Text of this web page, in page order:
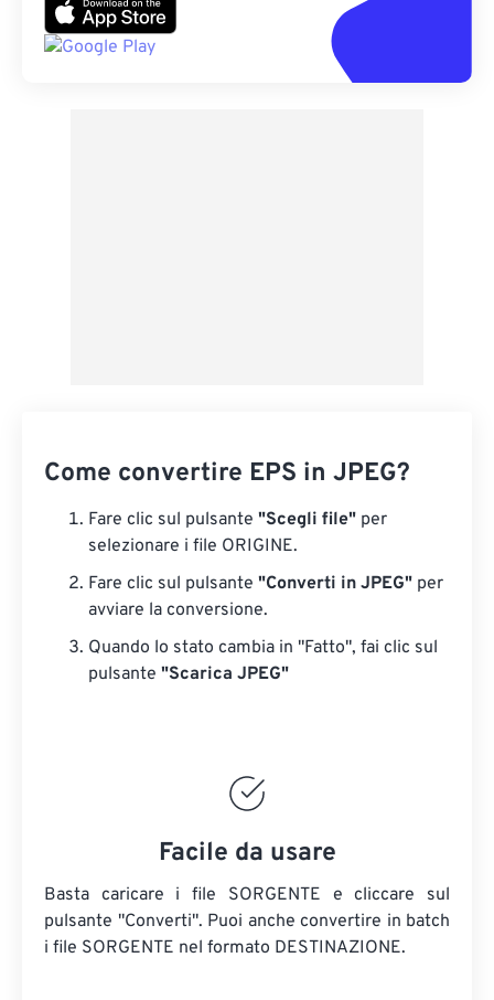
Come convertire EPS in JPEG?
Fare clic sul pulsante "Scegli file" per
selezionare i file ORIGINE.
Fare clic sul pulsante "Converti in JPEG" per
avviare la conversione.
Quando lo stato cambia in "Fatto", fai clic sul
pulsante "Scarica JPEG"
Facile da usare
Basta caricare i file SORGENTE e cliccare sul
pulsante "Converti". Puoi anche convertire in batch
i file SORGENTE nel formato DESTINAZIONE.